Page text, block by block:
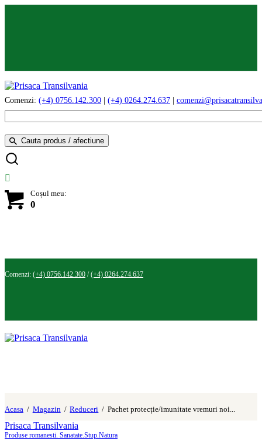
Comenzi: (+4) 0756.142.300 (+4) 0264.274.637
Cauta produs / afectiune
Coșul meu:
0
Comenzi: (+4) 0756.142.300 /(+4) 0264.274.637
Acasa Magazin Reduceri Pachet protecție/imunitate vremuri noi...
Prisaca Transilvania
Produse romanesti. Sanatate.Stup.Natura